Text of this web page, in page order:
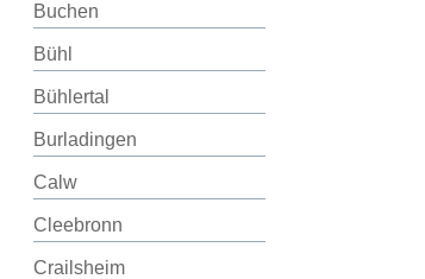
Buchen
Bühl
Bühlertal
Burladingen
Calw
Cleebronn
Crailsheim